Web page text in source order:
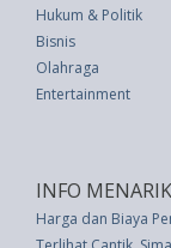
Hukum & Politik
Bisnis
Olahraga
Entertainment
INFO MENARIK
Harga dan Biaya